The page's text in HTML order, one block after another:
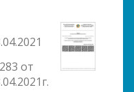
от